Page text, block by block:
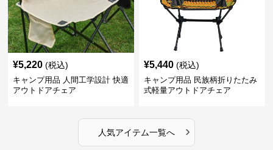
¥5,220 (税込)
キャンプ用品 人間工学設計 快適
アウトドアチェア
¥5,440 (税込)
キャンプ用品 民族柄折りたたみ
式軽量アウトドアチェア
人気アイテム一覧へ ›